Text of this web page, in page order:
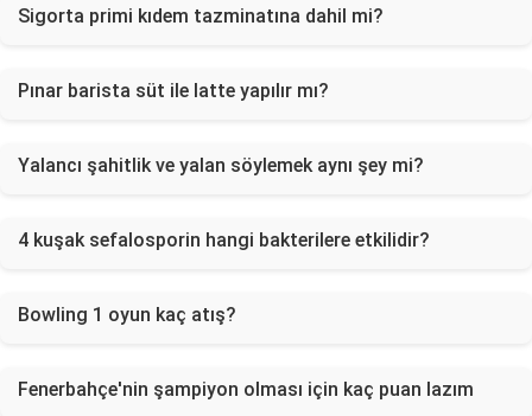
Sigorta primi kıdem tazminatına dahil mi?
Pınar barista süt ile latte yapılır mı?
Yalancı şahitlik ve yalan söylemek aynı şey mi?
4 kuşak sefalosporin hangi bakterilere etkilidir?
Bowling 1 oyun kaç atış?
Fenerbahçe'nin şampiyon olması için kaç puan lazım